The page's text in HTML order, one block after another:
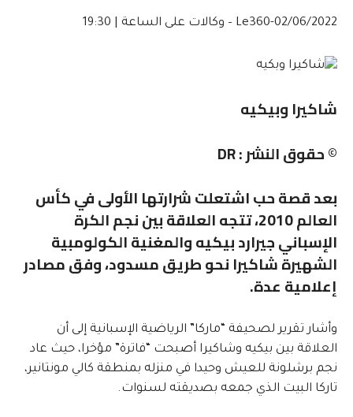
02/06/2022-Le360 – وكالات على الساعة | 19:30
شاكيرا وبيكيه
© حقوق النشر : DR
بعد قصة حب اشتعلت شرارتها الأولى في كأس
العالم 2010، تتجه العلاقة بين نجم الكرة
الإسباني جيرارد بيكيه والمغنية الكولومبية
الشهيرة شاكيرا نحو طريق مسدود، وفق مصادر
إعلامية عدة.
وأشار تقرير لصحيفة “ماركا” الرياضية الإسبانية إلى أن
العلاقة بين بيكيه وشاكيرا أصبحت “فاترة” مؤخرا، حيث عاد
نجم برشلونة للعيش وحيدا في منزله بمنطقة كالي مونتانير،
تاركا البيت الذي جمعه بصديقته لسنوات.